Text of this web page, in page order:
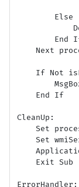
        Else
End
Next
If Not
    End If
CleanUp:
Set
Set
    Exit Sub
ErrorHandler: